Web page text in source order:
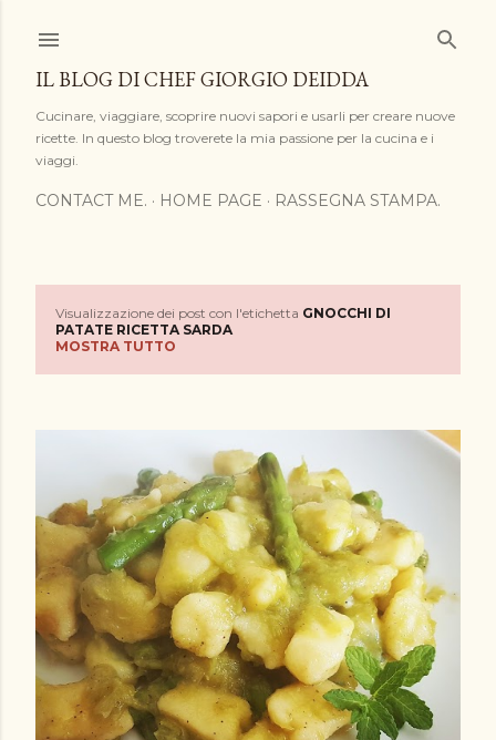
IL BLOG DI CHEF GIORGIO DEIDDA
Cucinare, viaggiare, scoprire nuovi sapori e usarli per creare nuove
ricette. In questo blog troverete la mia passione per la cucina e i
viaggi.
CONTACT ME. HOME PAGE RASSEGNA STAMPA.
o
Visualizzazione dei post con l'etichetta GNOCCHI DI
PATATE RICETTA SARDA
MOSTRA TUTTO